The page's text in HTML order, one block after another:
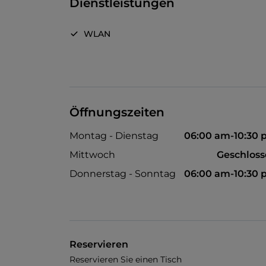
Dienstleistungen
WLAN
Öffnungszeiten
Montag - Dienstag
06:00 am-10:30
Mittwoch
Donnerstag - Sonntag
06:00 am-10:30
Reservieren
Reservieren Sie einen Tisch